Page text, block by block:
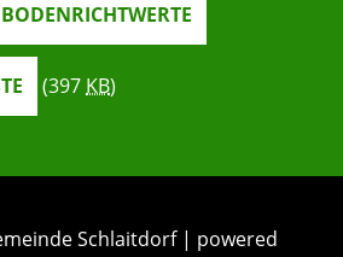
(397 KB)
Schlaitdorf | powered